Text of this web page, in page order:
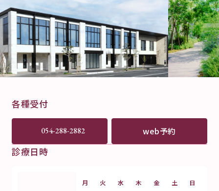
各種受付
054-288-2882 web予約
診療日時
月 火 水 木 金 土 日